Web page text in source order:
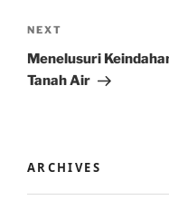
Next
Post
NEXT
Menelusuri
Tanah Air
ARCHIVES